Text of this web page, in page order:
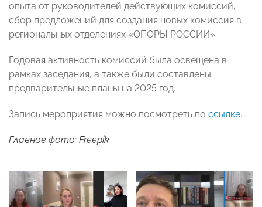
опыта от руководителей действующих комиссий,
сбор предложений для создания новых комиссия в
региональных отделениях «ОПОРЫ РОССИИ».
Годовая активность комиссий была освещена в
рамках заседания, а также были составлены
предварительные планы на 2025 год.
Запись мероприятия можно посмотреть по ссылке.
Главное фото: Freepik